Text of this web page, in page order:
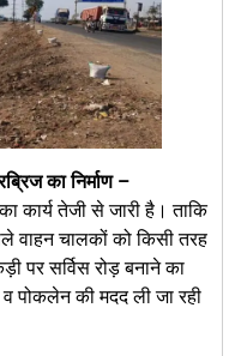
का निर्माण –
कार्य तेजी से जारी है। ताकि
वाहन चालकों को किसी तरह
पर सर्विस रोड़ बनाने का
व पोकलेन की मदद ली जा रही